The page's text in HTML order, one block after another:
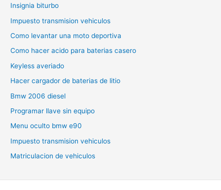
Insignia biturbo
Impuesto transmision vehiculos
Como levantar una moto deportiva
Como hacer acido para baterias casero
Keyless averiado
Hacer cargador de baterias de litio
Bmw 2006 diesel
Programar llave sin equipo
Menu oculto bmw e90
Impuesto transmision vehiculos
Matriculacion de vehiculos